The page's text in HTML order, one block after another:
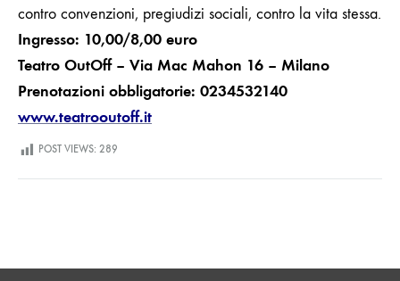
contro convenzioni, pregiudizi sociali, contro la vita stessa.
Ingresso: 10,00/8,00 euro
Teatro OutOff – Via Mac Mahon 16 – Milano
Prenotazioni obbligatorie: 0234532140
www.teatrooutoff.it
POST VIEWS: 289